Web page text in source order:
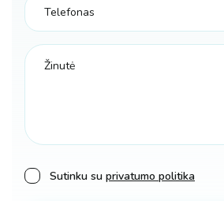
Sutinku su privatumo politika